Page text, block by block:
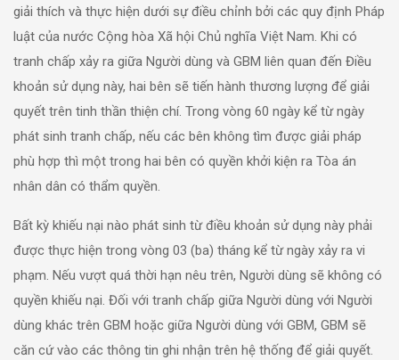
giải thích và thực hiện dưới sự điều chỉnh bởi các quy định Pháp
luật của nước Cộng hòa Xã hội Chủ nghĩa Việt Nam. Khi có
tranh chấp xảy ra giữa Người dùng và GBM liên quan đến Điều
khoản sử dụng này, hai bên sẽ tiến hành thương lượng để giải
quyết trên tinh thần thiện chí. Trong vòng 60 ngày kể từ ngày
phát sinh tranh chấp, nếu các bên không tìm được giải pháp
phù hợp thì một trong hai bên có quyền khởi kiện ra Tòa án
nhân dân có thẩm quyền.
Bất kỳ khiếu nại nào phát sinh từ điều khoản sử dụng này phải
được thực hiện trong vòng 03 (ba) tháng kể từ ngày xảy ra vi
phạm. Nếu vượt quá thời hạn nêu trên, Người dùng sẽ không có
quyền khiếu nại. Đối với tranh chấp giữa Người dùng với Người
dùng khác trên GBM hoặc giữa Người dùng với GBM, GBM sẽ
căn cứ vào các thông tin ghi nhận trên hệ thống để giải quyết.